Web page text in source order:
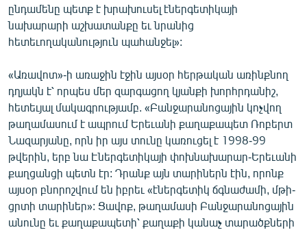
ընդամենը պետք է խրախուսել էներգետիկայի
նախարարի աշխատանքը եւ նրանից
հետեւողականություն պահանջել»:
«Առավոտ»-ի առաջին էջին այսօր հերթական առինքնող
դղյակն է՝ որպես մեր զարգացող կյանքի խորհրդանիշ,
հետեւյալ մակագրությամբ. «Բանջարանոցային կոչվող
թաղամասում է ապրում Երեւանի քաղաքապետ Ռոբերտ
Նազարյանը, որն իր այս տունը կառուցել է 1998-99
թվերին, երբ նա Էներգետիկայի փոխնախարար-Երեւանի
քաղցանցի պետն էր: Դրանք այն տարիներն էին, որոնք
այսօր բնորոշվում են իբրեւ «էներգետիկ ճգնաժամի, մթի-
ցրտի տարիներ»: Ցավոք, թաղամասի Բանջարանոցային
անունը եւ քաղաքապետի՝ քաղաքի կանաչ տարածքների